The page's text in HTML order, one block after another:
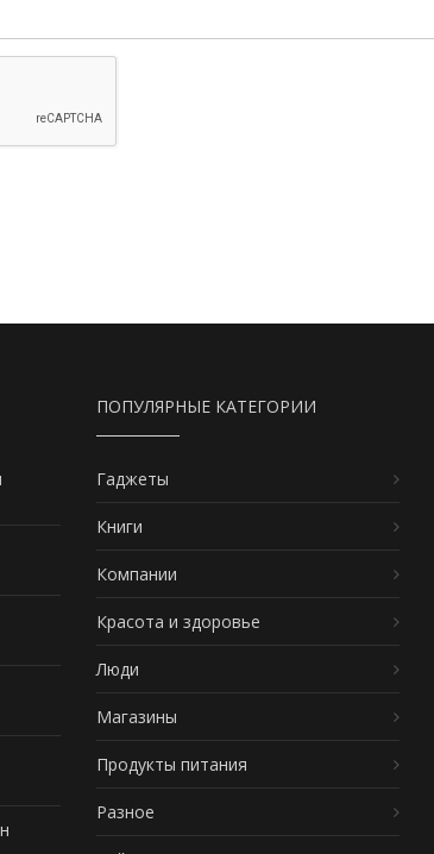
ПОПУЛЯРНЫЕ КАТЕГОРИИ
Гаджеты
Книги
Компании
Красота и здоровье
Люди
Магазины
Продукты питания
Разное